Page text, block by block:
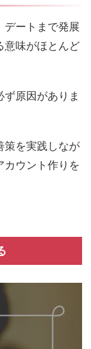
デートまで発展
意味がほとんど
ず原因がありま
策を実践しなが
カウント作りを